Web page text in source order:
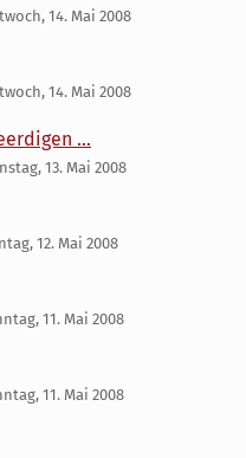
14. Mai 2008
14. Mai 2008
...
13. Mai 2008
12. Mai 2008
11. Mai 2008
11. Mai 2008